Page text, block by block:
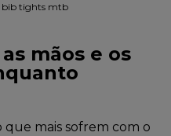
mãos e os
mais sofrem com o